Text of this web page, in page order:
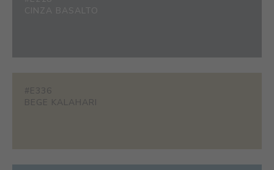
CINZA BASALTO
#E336
BEGE KALAHARI